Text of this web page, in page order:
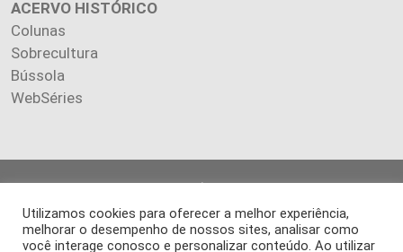
ACERVO HISTÓRICO
Colunas
Sobrecultura
Bússola
WebSéries
reservados.
Os artigos publicados na revista refletem exclusivamente a
opinião de seus autores.
Utilizamos cookies para oferecer a melhor experiência,
melhorar o desempenho de nossos sites, analisar como
você interage conosco e personalizar conteúdo. Ao utilizar